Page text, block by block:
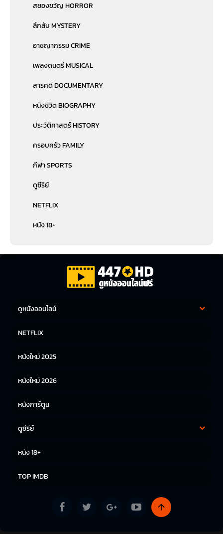
สยองขวัญ HORROR
ลึกลับ MYSTERY
อาชญากรรม CRIME
เพลงดนตรี MUSICAL
สารคดี DOCUMENTARY
หนังชีวิต BIOGRAPHY
ประวัติศาสตร์ HISTORY
ครอบครัว FAMILY
กีฬา SPORTS
ดูซีรีย์
NETFLIX
หนัง 18+
ดูหนังออนไลน์
หนังญี่ปุ่น
NETFLIX
หนังใหม่ 2025
หนังใหม่ 2026
หนังการ์ตูน
ดูซีรีย์
หนัง 18+
TOP IMDB